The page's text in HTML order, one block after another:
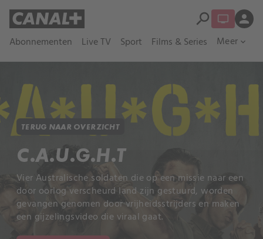
Abonnementen Live TV Sport Films & Series Meer expand_more
search person
TERUG NAAR OVERZICHT
C.A.U.G.H.T
Vier Australische soldaten die op een missie naar een
door oorlog verscheurd land zijn gestuurd, worden
gevangen genomen door vrijheidsstrijders en maken
een gijzelingsvideo die viraal gaat.